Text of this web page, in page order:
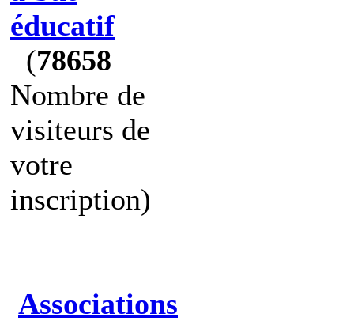
éducatif
(78658
Nombre de
visiteurs de
votre
inscription)
Associations